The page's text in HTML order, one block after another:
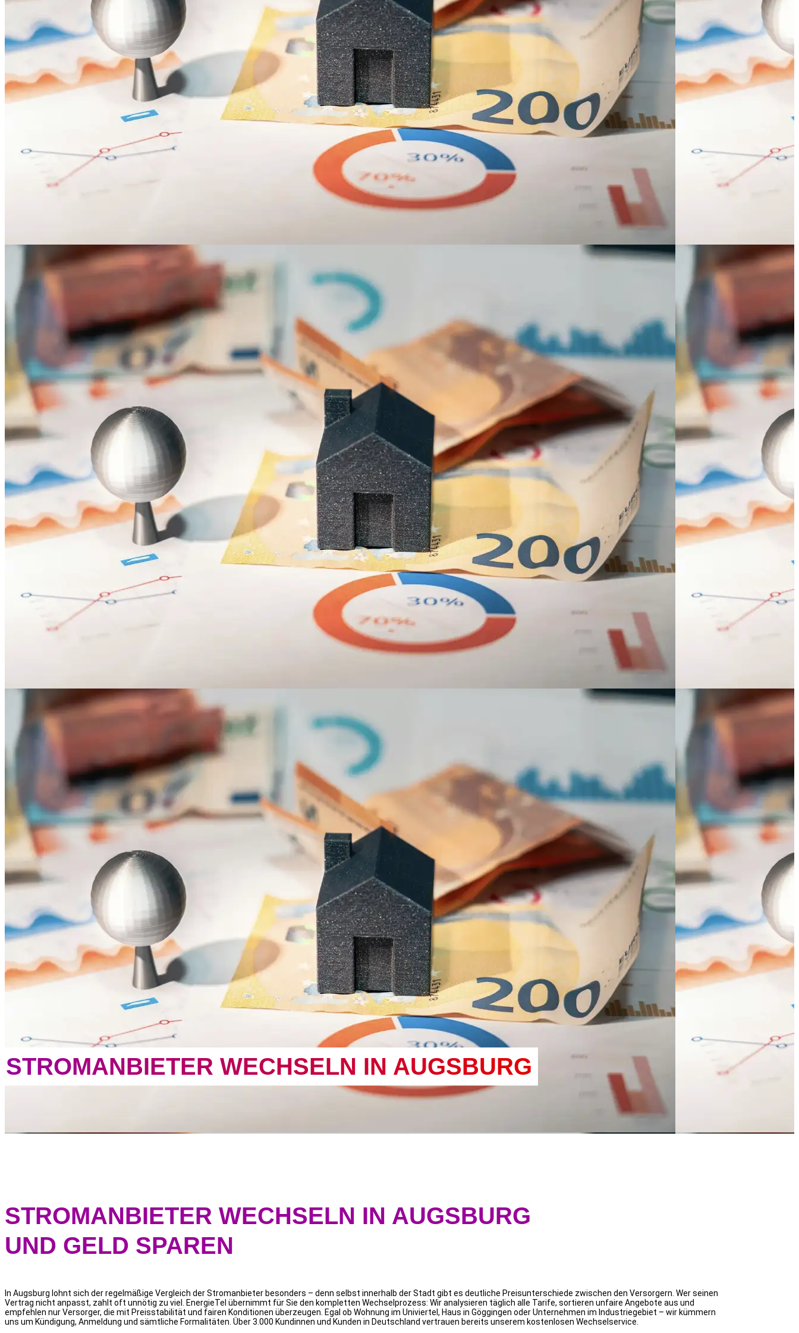
STROMANBIETER WECHSELN IN AUGSBURG
STROMANBIETER WECHSELN IN AUGSBURG
UND GELD SPAREN
In Augsburg lohnt sich der regelmäßige Vergleich der Stromanbieter besonders – denn selbst innerhalb der Stadt gibt es deutliche Preisunterschiede zwischen den Versorgern. Wer seinen
Vertrag nicht anpasst, zahlt oft unnötig zu viel. EnergieTel übernimmt für Sie den kompletten Wechselprozess: Wir analysieren täglich alle Tarife, sortieren unfaire Angebote aus und
empfehlen nur Versorger, die mit Preisstabilität und fairen Konditionen überzeugen. Egal ob Wohnung im Univiertel, Haus in Göggingen oder Unternehmen im Industriegebiet – wir kümmern
uns um Kündigung, Anmeldung und sämtliche Formalitäten. Über 3.000 Kundinnen und Kunden in Deutschland vertrauen bereits unserem kostenlosen Wechselservice.